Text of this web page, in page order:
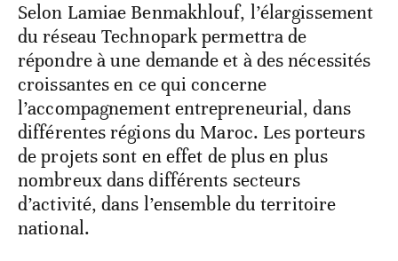
Selon Lamiae Benmakhlouf, l’élargissement
du réseau Technopark permettra de
répondre à une demande et à des nécessités
croissantes en ce qui concerne
l’accompagnement entrepreneurial, dans
différentes régions du Maroc. Les porteurs
de projets sont en effet de plus en plus
nombreux dans différents secteurs
d’activité, dans l’ensemble du territoire
national.